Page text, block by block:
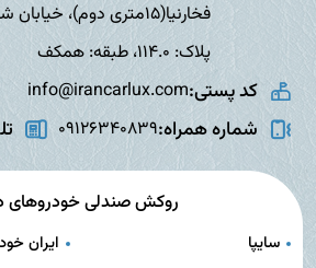
پلاک: 114.0، طبقه: همکف
کد پستی:info@irancarlux.com
شماره همراه:09126340839
روکش صندلی خودروهای
سایپا
ایران